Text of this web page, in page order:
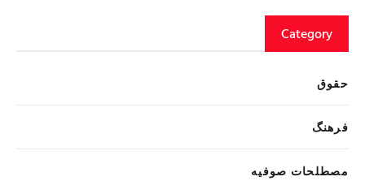
Category
حقوق
فرهنگ
مصطلحات صوفیه